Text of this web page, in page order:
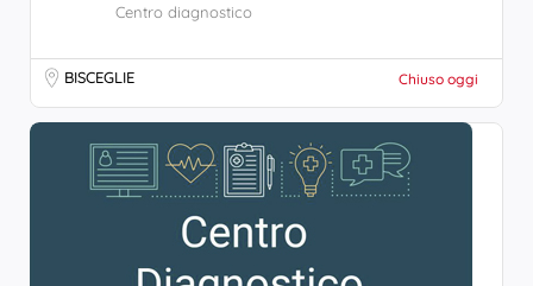
Centro diagnostico
BISCEGLIE Chiuso oggi